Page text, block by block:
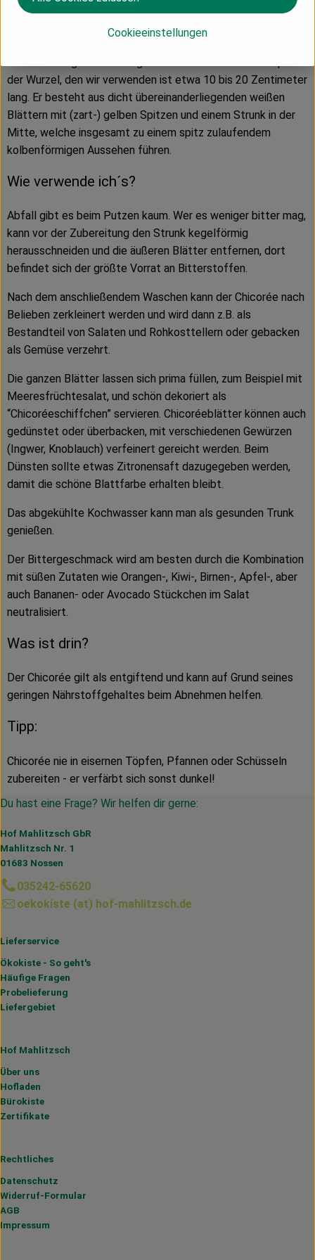
Wie sieht´s aus?
der Wurzel, den wir verwenden ist etwa 10 bis 20 Zentimeter
lang. Er besteht aus dicht übereinanderliegenden weißen
Blättern mit (zart-) gelben Spitzen und einem Strunk in der
Mitte, welche insgesamt zu einem spitz zulaufendem
kolbenförmigen Aussehen führen.
Wie verwende ich´s?
Abfall gibt es beim Putzen kaum. Wer es weniger bitter mag,
kann vor der Zubereitung den Strunk kegelförmig
herausschneiden und die äußeren Blätter entfernen, dort
befindet sich der größte Vorrat an Bitterstoffen.
Nach dem anschließendem Waschen kann der Chicorée nach
Belieben zerkleinert werden und wird dann z.B. als
Bestandteil von Salaten und Rohkosttellern oder gebacken
als Gemüse verzehrt.
Die ganzen Blätter lassen sich prima füllen, zum Beispiel mit
Meeresfrüchtesalat, und schön dekoriert als
“Chicoréeschiffchen” servieren. Chicoréeblätter können auch
gedünstet oder überbacken, mit verschiedenen Gewürzen
(Ingwer, Knoblauch) verfeinert gereicht werden. Beim
Dünsten sollte etwas Zitronensaft dazugegeben werden,
damit die schöne Blattfarbe erhalten bleibt.
Das abgekühlte Kochwasser kann man als gesunden Trunk
genießen.
Der Bittergeschmack wird am besten durch die Kombination
mit süßen Zutaten wie Orangen-, Kiwi-, Birnen-, Apfel-, aber
auch Bananen- oder Avocado Stückchen im Salat
neutralisiert.
Was ist drin?
Der Chicorée gilt als entgiftend und kann auf Grund seines
geringen Nährstoffgehaltes beim Abnehmen helfen.
Tipp:
Chicorée nie in eisernen Töpfen, Pfannen oder Schüsseln
zubereiten - er verfärbt sich sonst dunkel!
Du hast eine Frage? Wir helfen dir gerne:
Hof Mahlitzsch GbR
Mahlitzsch Nr. 1
01683 Nossen
035242-65620
oekokiste (at) hof-mahlitzsch.de
Lieferservice
Ökokiste - So geht's
Häufige Fragen
Probelieferung
Liefergebiet
Hof Mahlitzsch
Über uns
Hofladen
Bürokiste
Zertifikate
Rechtliches
Datenschutz
Widerruf-Formular
AGB
Impressum
Cookieeinstellungen